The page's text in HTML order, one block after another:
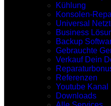
Kühlung
Konsolen-
Universal
Business
Backup
Gebrauchte
Verkauf Dein
Referenzen
Youtube Kanal
Downloads